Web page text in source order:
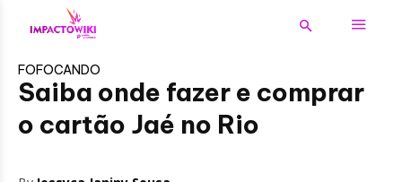
FOFOCANDO
Saiba onde fazer e comprar
o cartão Jaé no Rio